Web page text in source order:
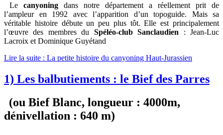
Le canyoning dans notre département a réellement prit de
l’ampleur en 1992 avec l’apparition d’un topoguide. Mais sa
véritable histoire débute un peu plus tôt. Elle est principalement
l’œuvre des membres du Spéléo-club Sanclaudien : Jean-Luc
Lacroix et Dominique Guyétand
Lire la suite : La petite histoire du canyoning Haut-Jurassien
1) Les balbutiements : le Bief des Parres
(ou Bief Blanc, longueur : 4000m,
dénivellation : 640 m)